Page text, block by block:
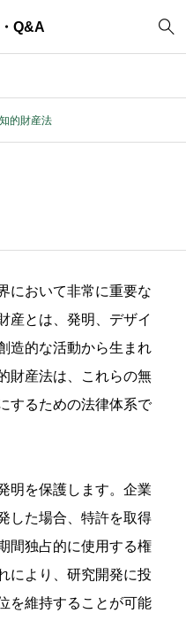
Q&A
知的財産法
において非常に重要な
産とは、発明、デザイ
造的な活動から生まれ
財産法は、これらの無
するための法律体系で
明を保護します。企業
した場合、特許を取得
間独占的に使用する権
により、研究開発に投
を維持することが可能